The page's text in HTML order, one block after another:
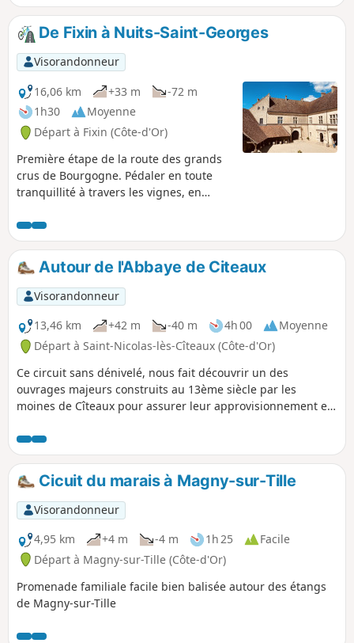
histoire liée autant à celle de France
qu'à celle du vin. Au mois de juin, les
vignerons s'activent dans les vignes à
l'aide d'engins mécanisés ou de chevaux
de trait ou à pied. Après quelques
montées un peu ardues parfois, la
récompense est là ! Contempler ce
vignoble à perte de vue.
De Fixin à Nuits-Saint-Georges
Visorandonneur
16,06 km
+33 m
-72 m
1h30
Moyenne
Départ à Fixin (Côte-d'Or)
Première étape de la route des grands
crus de Bourgogne. Pédaler en toute
tranquillité à travers les vignes, en
traversant ces villes et villages, aux
noms si évocateurs, avec leurs belles
demeures, leurs châteaux et leurs
passés historiques, est un véritable
plaisir. Les points d'orgue de cette
première étape sont la découverte des
coteaux de la Côte de Nuits, la visite du
Château du Clos Vougeot, la traversée
de Vosne-Romanée et de Nuits-Saint-
Georges.
Autour de l'Abbaye de Citeaux
Visorandonneur
13,46 km
+42 m -40 m 4h 00
Moyenne
Départ à Saint-Nicolas-lès-Cîteaux (Côte-d'Or)
Ce circuit sans dénivelé, nous fait découvrir un des
ouvrages majeurs construits au 13ème siècle par les
moines de Cîteaux pour assurer leur approvisionnement en
Cicuit du marais à Magny-sur-Tille
Visorandonneur
4,95 km
+4 m -4 m 1h 25
Facile
Départ à Magny-sur-Tille (Côte-d'Or)
Promenade familiale facile bien balisée autour des étangs
de Magny-sur-Tille